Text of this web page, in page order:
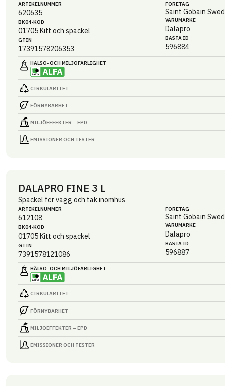
ARTIKEL­NUMMER
620635
BK04-KOD
01705Kitt och spackel
GTIN
17391578206353
FÖRETAG
Saint Gobain
VARUMÄRKE
Dalapro
BASTA ID
596884
HÄLSO- OCH MILJÖ­FARLIGHET
CIRKULARITET
FÖRNYBARHET
MILJÖEFFEKTER – EPD
EMISSIONER OCH TESTER
DALAPRO FINE 3 L
Spackel för vägg och tak inomhus
ARTIKEL­NUMMER
612108
BK04-KOD
01705Kitt och spackel
GTIN
7391578121086
FÖRETAG
Saint Gobain
VARUMÄRKE
Dalapro
BASTA ID
596887
HÄLSO- OCH MILJÖ­FARLIGHET
CIRKULARITET
FÖRNYBARHET
MILJÖEFFEKTER – EPD
EMISSIONER OCH TESTER